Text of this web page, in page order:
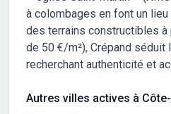
à colombages en font un lieu
des terrains constructibles
de 50 €/m²), Crépand séduit
recherchant authenticité et
Autres villes actives à